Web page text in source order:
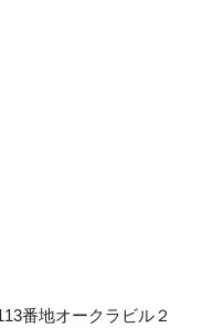
番地オークラビル２